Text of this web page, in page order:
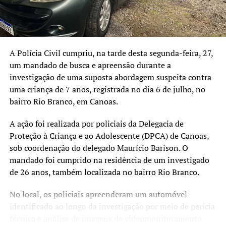
Segundo a Polícia Civil, os suspeitos têm entre 19 e 31
anos e são investigados, em tese, pelos crimes de
crime ou criminoso e infrações previstas na legislação
antirracismo. Até o momento, os fatos não foram
enquadrados na Lei de Terrorismo. A responsabilização
individual dependerá da análise pericial do material
apreendido e da conclusão do inquérito.
A Polícia Civil cumpriu, na tarde desta segunda-feira, 27,
um mandado de busca e apreensão durante a
investigação de uma suposta abordagem suspeita contra
uma criança de 7 anos, registrada no dia 6 de julho, no
bairro Rio Branco, em Canoas.
A ação foi realizada por policiais da Delegacia de
Proteção à Criança e ao Adolescente (DPCA) de Canoas,
sob coordenação do delegado Maurício Barison. O
mandado foi cumprido na residência de um investigado
de 26 anos, também localizada no bairro Rio Branco.
No local, os policiais apreenderam um automóvel
identificado ao longo da investigação por meio de perícia